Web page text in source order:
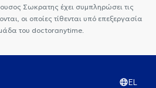
Σωκρατης έχει συμπληρώσει τις
οι οποίες τίθενται υπό επεξεργασία
του doctoranytime.
EL